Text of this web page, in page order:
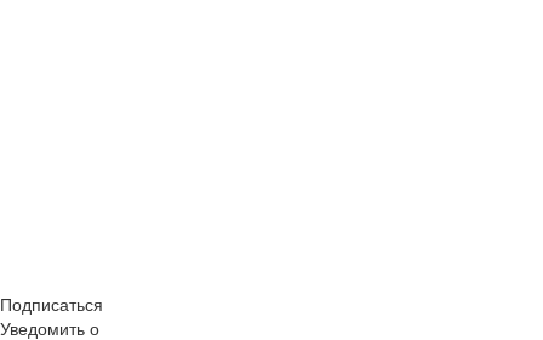
Подписаться
Уведомить о